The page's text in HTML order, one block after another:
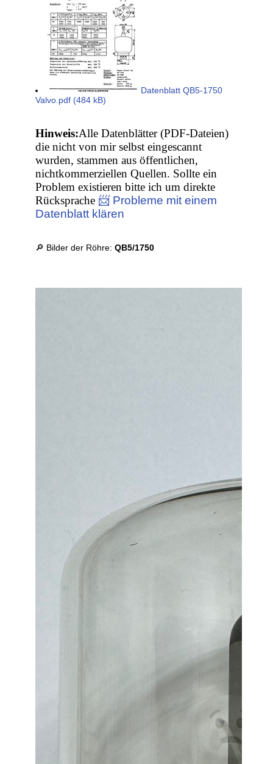
Datenblatt QB5-1750
Valvo.pdf (484 kB)
Hinweis:Alle Datenblätter (PDF-Dateien)
die nicht von mir selbst eingescannt
wurden, stammen aus öffentlichen,
nichtkommerziellen Quellen. Sollte ein
Problem existieren bitte ich um direkte
Rücksprache 📨 Probleme mit einem
Datenblatt klären
🔎 Bilder der Röhre:QB5/1750